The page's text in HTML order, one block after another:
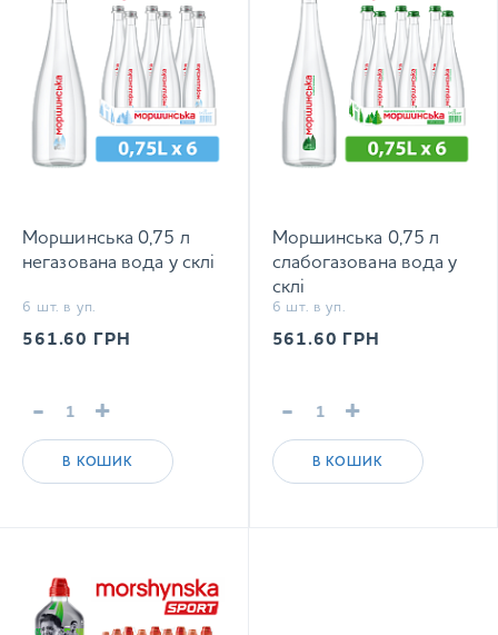
Моршинська 0,75 л
негазована вода у склі
6 шт. в уп.
561.60 ГРН
- +
В КОШИК
Моршинська 0,75 л
слабогазована вода у
склі
6 шт. в уп.
561.60 ГРН
- +
В КОШИК